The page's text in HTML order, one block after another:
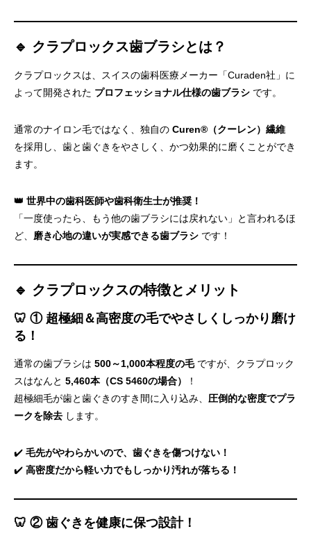
義歯治療
🔹 クラプロックス歯ブラシとは？
クラプロックスは、スイスの歯科医療メーカー「Curaden社」に
よって開発された プロフェッショナル仕様の歯ブラシ です。
通常のナイロン毛ではなく、独自の Curen®（クーレン）繊維
を採用し、歯と歯ぐきをやさしく、かつ効果的に磨くことができ
ます。
👑 世界中の歯科医師や歯科衛生士が推奨！
「一度使ったら、もう他の歯ブラシには戻れない」と言われるほ
ど、 磨き心地の違いが実感できる歯ブラシ です！
🔹 クラプロックスの特徴とメリット
🦷 ① 超極細＆高密度の毛でやさしくしっかり磨け
る！
通常の歯ブラシは 500～1,000本程度の毛ですが、クラプロック
スはなんと 5,460本（CS 5460の場合）
！
超極細毛が歯と歯ぐきのすき間に入り込み、 圧倒的な密度でプラ
ークを除去 します。
✔️ 毛先がやわらかいので、歯ぐきを傷つけない！
✔️ 高密度だから軽い力でもしっかり汚れが落ちる！
🦷 ② 歯ぐきを健康に保つ設計！